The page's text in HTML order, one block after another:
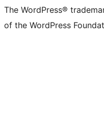
The WordPress®
of the WordPress